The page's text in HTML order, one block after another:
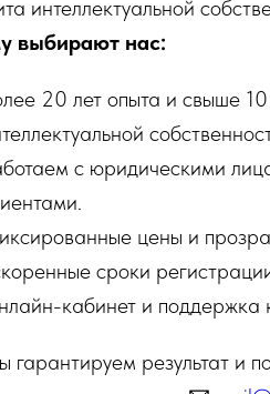
интеллектуальной
выбирают нас:
20 лет опыта и свыше
с юридическими
цены и
сроки
кабинет и поддержка
гарантируем результат и